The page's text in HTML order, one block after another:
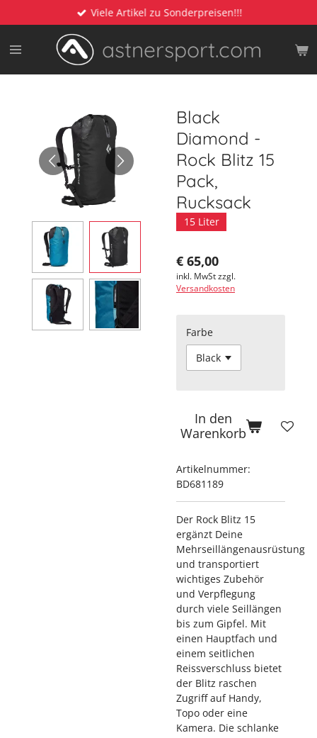
Hauptinhalt
springen
astnersport.com
Viele Artikel zu Sonderpreisen!!!
Black
Diamond -
Rock Blitz 15
Pack,
Rucksack
15 Liter
€ 65,00
inkl. MwSt zzgl.
Versandkosten
Farbe
In den
Warenkorb
Artikelnummer:
BD681189
Der Rock Blitz 15
ergänzt Deine
Mehrseillängenausrüstung
und transportiert
wichtiges Zubehör
und Verpflegung
durch viele Seillängen
bis zum Gipfel. Mit
einen Hauptfach und
einem seitlichen
Reissverschluss bietet
der Blitz raschen
Zugriff auf Handy,
Topo oder eine
Kamera. Die schlanke